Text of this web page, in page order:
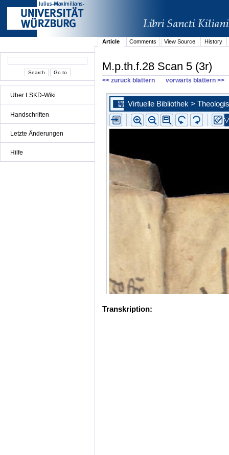
Über LSKD-Wiki
Handschriften
Letzte Änderungen
Hilfe
Article Comments View Source History
M.p.th.f.28 Scan 5 (3r)
<< zurück blättern vorwärts blättern >>
Transkription: